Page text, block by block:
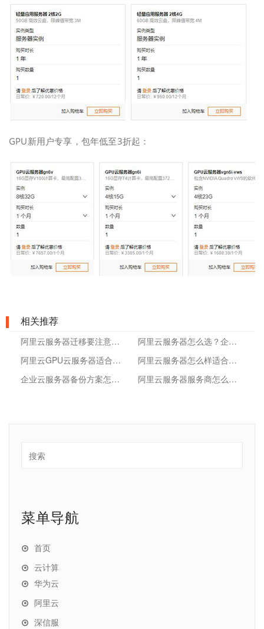
GPU新用户专享，包年低至3折起：
相关推荐
阿里云服务器迁移要注意什么？
阿里云服务器怎么选？企业购买云服务器前的实用参考
阿里云GPU云服务器适合哪些业务？先看算力场景、预算和运维责任
阿里云服务器怎么样适合企业用吗？从选型、部署到运维避坑讲清楚
企业云服务器备份方案怎么做？从数据恢复到容灾演练的落地思路
阿里云服务器服务商怎么选？企业采购和运维前要看这几点
菜单导航
首页
云计算
华为云
阿里云
深信服